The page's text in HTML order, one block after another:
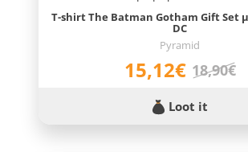
T-shirt The Batman Gotham Gift Set
DC
Pyramid
15,12€ 18,90€
Loot it